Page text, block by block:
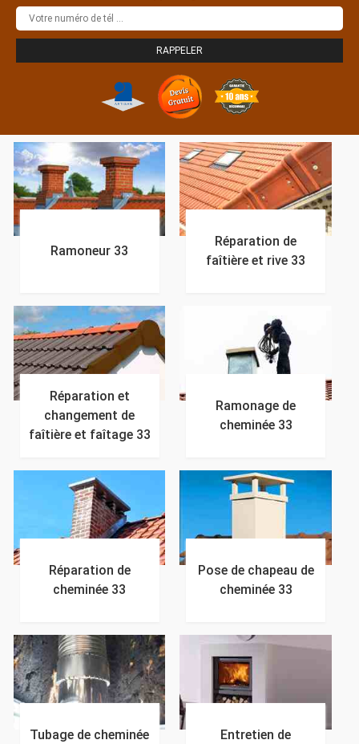
Ramoneur 33
Réparation de
faîtière et rive 33
Réparation et
changement de
faîtière et faîtage 33
Ramonage de
cheminée 33
Réparation de
cheminée 33
Pose de chapeau de
cheminée 33
Tubage de cheminée
Entretien de